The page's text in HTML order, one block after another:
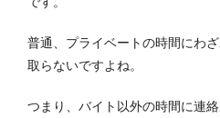
普通、プライベートの時間にわ
取らないですよね。
つまり、バイト以外の時間に連絡